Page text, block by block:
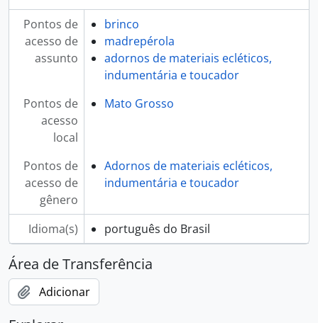
Pontos de
acesso de
assunto
brinco
madrepérola
adornos de materiais ecléticos,
indumentária e toucador
Pontos de
acesso
local
Mato Grosso
Pontos de
acesso de
gênero
Adornos de materiais ecléticos,
indumentária e toucador
Idioma(s) português do Brasil
Área de Transferência
Adicionar